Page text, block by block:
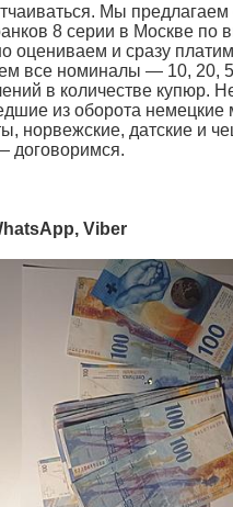
Мы
8 серии в Москве по
оцениваем и сразу платим
все номиналы — 10, 20,
в количестве купюр.
из оборота немецкие
норвежские, датские и
договоримся.
Viber